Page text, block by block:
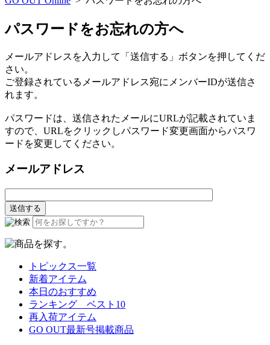
パスワードをお忘れの方へ
メールアドレスを入力して「送信する」ボタンを押してくだ
さい。
ご登録されているメールアドレス宛にメンバーIDが送信さ
れます。
パスワードは、送信されたメールにURLが記載されていま
すので、URLをクリックしパスワード変更画面からパスワ
ードを変更してください。
メールアドレス
トピックス一覧
新着アイテム
本日のおすすめ
ランキング ベスト10
再入荷アイテム
GO OUT最新号掲載商品